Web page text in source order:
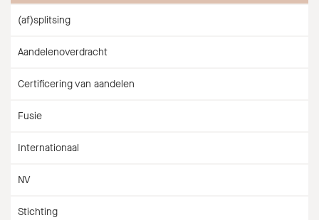
(af)splitsing
Aandelenoverdracht
Certificering van aandelen
Fusie
Internationaal
NV
Stichting